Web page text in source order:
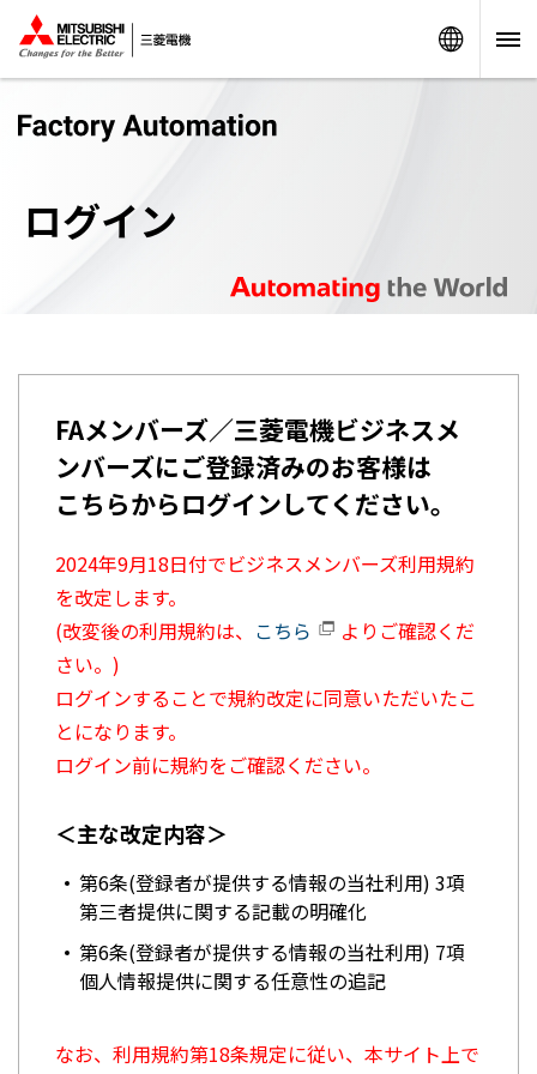
ログイン
FAメンバーズ／三菱電機ビジネスメ
ンバーズにご登録済みのお客様は
こちらからログインしてください。
2024年9月18日付でビジネスメンバーズ利用規約
を改定します。
(改変後の利用規約は、 こちら
よりご確認くだ
さい。)
ログインすることで規約改定に同意いただいたこ
とになります。
ログイン前に規約をご確認ください。
＜主な改定内容＞
第6条(登録者が提供する情報の当社利用) 3項
第三者提供に関する記載の明確化
第6条(登録者が提供する情報の当社利用) 7項
個人情報提供に関する任意性の追記
なお、利用規約第18条規定に従い、本サイト上で